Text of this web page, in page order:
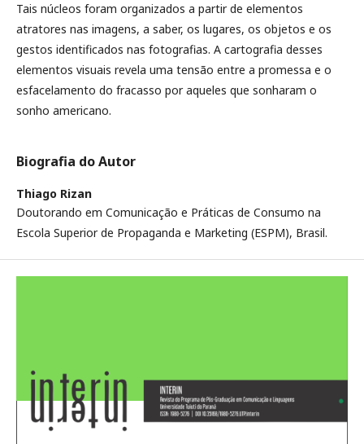
Tais núcleos foram organizados a partir de elementos
atratores nas imagens, a saber, os lugares, os objetos e os
gestos identificados nas fotografias. A cartografia desses
elementos visuais revela uma tensão entre a promessa e o
esfacelamento do fracasso por aqueles que sonharam o
sonho americano.
Biografia do Autor
Thiago Rizan
Doutorando em Comunicação e Práticas de Consumo na
Escola Superior de Propaganda e Marketing (ESPM), Brasil.